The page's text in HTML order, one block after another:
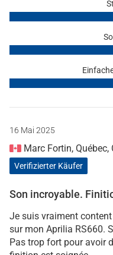
16 Mai 2025
Marc Fortin, Québec,
Verifizierter Käufer
Son incroyable.
Je suis vraiment
sur mon Aprilia RS660.
Pas trop fort pour avoir